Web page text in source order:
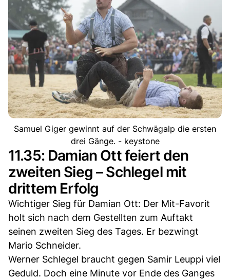
Samuel Giger gewinnt auf der Schwägalp die ersten
drei Gänge. - keystone
11.35: Damian Ott feiert den
zweiten Sieg – Schlegel mit
drittem Erfolg
Wichtiger Sieg für Damian Ott: Der Mit-Favorit
holt sich nach dem Gestellten zum Auftakt
seinen zweiten Sieg des Tages. Er bezwingt
Mario Schneider.
Werner Schlegel braucht gegen Samir Leuppi viel
Geduld. Doch eine Minute vor Ende des Ganges